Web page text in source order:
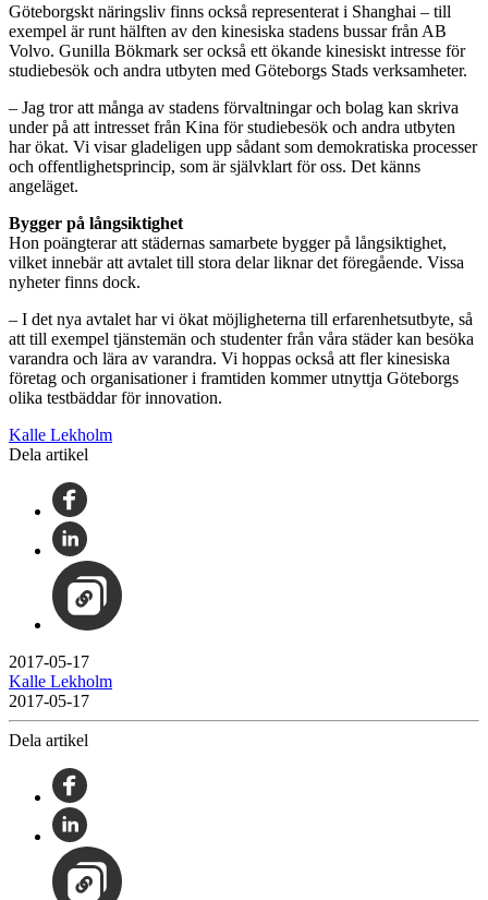
Göteborgskt näringsliv finns också representerat i Shanghai – till
exempel är runt hälften av den kinesiska stadens bussar från AB
Volvo. Gunilla Bökmark ser också ett ökande kinesiskt intresse för
studiebesök och andra utbyten med Göteborgs Stads verksamheter.
– Jag tror att många av stadens förvaltningar och bolag kan skriva
under på att intresset från Kina för studiebesök och andra utbyten
har ökat. Vi visar gladeligen upp sådant som demokratiska processer
och offentlighetsprincip, som är självklart för oss. Det känns
angeläget.
Bygger på långsiktighet
Hon poängterar att städernas samarbete bygger på långsiktighet,
vilket innebär att avtalet till stora delar liknar det föregående. Vissa
nyheter finns dock.
– I det nya avtalet har vi ökat möjligheterna till erfarenhetsutbyte, så
att till exempel tjänstemän och studenter från våra städer kan besöka
varandra och lära av varandra. Vi hoppas också att fler kinesiska
företag och organisationer i framtiden kommer utnyttja Göteborgs
olika testbäddar för innovation.
Kalle Lekholm
Dela artikel
2017-05-17
Kalle Lekholm
2017-05-17
Dela artikel